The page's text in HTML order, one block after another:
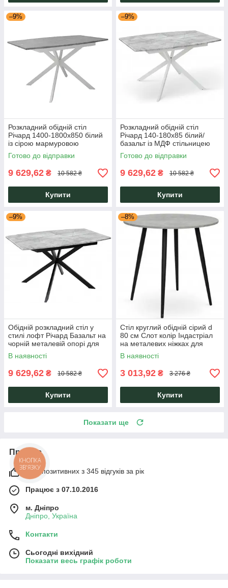
–9%
Розкладний обідній стіл
Річард 1400-1800x850 білий
із сірою мармуровою
стільницею на металевому
каркасі Мікс Меблі
Готово до відправки
9 629,62 ₴ 10 582 ₴
Купити
–9%
Розкладний обідній стіл
Річард 140-180x85 білий/
базальт із МДФ стільницею
на металевому каркасі Мікс
Меблі
Готово до відправки
9 629,62 ₴ 10 582 ₴
Купити
–9%
Обідній розкладний стіл у
стилі лофт Річард Базальт на
чорній металевій опорі для
кухні Мікс Меблі
В наявності
9 629,62 ₴ 10 582 ₴
Купити
–8%
Стіл круглий обідній сірий d
80 см Слот колір Індастріал
на металевих ніжках для
дому та кафе Мікс Мебель
В наявності
3 013,92 ₴ 3 276 ₴
Купити
Показати ще
Про нас
98% позитивних з 345 відгуків за рік
Працює з 07.10.2016
м. Дніпро
Дніпро, Україна
Контакти
Сьогодні вихідний
Показати весь графік роботи
КНОПКА
ЗВ'ЯЗКУ